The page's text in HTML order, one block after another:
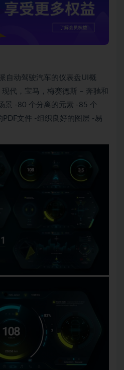
自动驾驶汽车的仪表盘UI概
代，宝马，梅赛德斯 – 奔驰和
景 -80 个分离的元素 -85 个
PDF文件 -组织良好的图层 -易